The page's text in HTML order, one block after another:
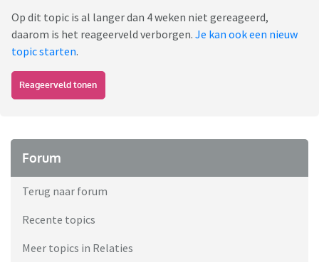
Op dit topic is al langer dan 4 weken niet gereageerd,
daarom is het reageerveld verborgen. Je kan ook een nieuw
topic starten.
Reageerveld tonen
Forum
Terug naar forum
Recente topics
Meer topics in Relaties